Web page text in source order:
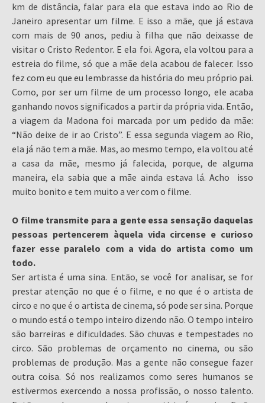
km de distância, falar para ela que estava indo ao Rio de
Janeiro apresentar um filme. E isso a mãe, que já estava
com mais de 90 anos, pediu à filha que não deixasse de
visitar o Cristo Redentor. E ela foi. Agora, ela voltou para a
estreia do filme, só que a mãe dela acabou de falecer. Isso
fez com eu que eu lembrasse da história do meu próprio pai.
Como, por ser um filme de um processo longo, ele acaba
ganhando novos significados a partir da própria vida. Então,
a viagem da Madona foi marcada por um pedido da mãe:
“Não deixe de ir ao Cristo”. E essa segunda viagem ao Rio,
ela já não tem a mãe. Mas, ao mesmo tempo, ela voltou até
a casa da mãe, mesmo já falecida, porque, de alguma
maneira, ela sabia que a mãe ainda estava lá. Acho isso
muito bonito e tem muito a ver com o filme.
O filme transmite para a gente essa sensação daquelas
pessoas pertencerem àquela vida circense e curioso
fazer esse paralelo com a vida do artista como um
todo.
Ser artista é uma sina. Então, se você for analisar, se for
prestar atenção no que é o filme, e no que é o artista de
circo e no que é o artista de cinema, só pode ser sina. Porque
o mundo está o tempo inteiro dizendo não. O tempo inteiro
são barreiras e dificuldades. São chuvas e tempestades no
circo. São problemas de orçamento no cinema, ou são
problemas de produção. Mas a gente não consegue fazer
outra coisa. Só nos realizamos como seres humanos se
estivermos exercendo a nossa profissão, o nosso talento.